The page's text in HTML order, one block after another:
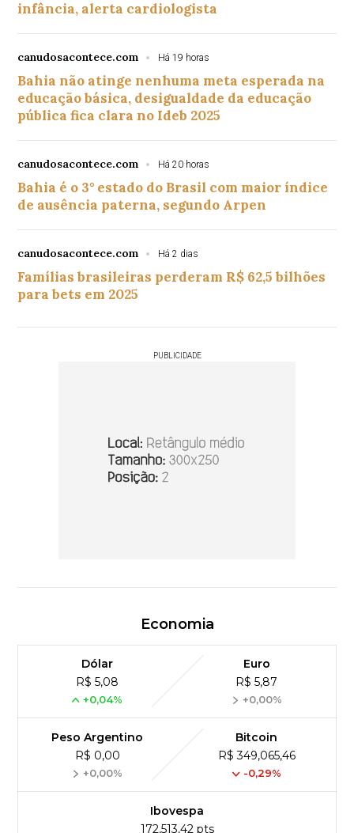
infância, alerta cardiologista
canudosacontece.com Há 19 horas
Bahia não atinge nenhuma meta esperada na
educação básica, desigualdade da educação
pública fica clara no Ideb 2025
canudosacontece.com Há 20 horas
Bahia é o 3° estado do Brasil com maior índice
de ausência paterna, segundo Arpen
canudosacontece.com Há 2 dias
Famílias brasileiras perderam R$ 62,5 bilhões
para bets em 2025
PUBLICIDADE
Economia
Dólar
R$ 5,08
+0,04%
Euro
R$ 5,87
+0,00%
Peso Argentino
R$ 0,00
+0,00%
Bitcoin
R$ 349,065,46
-0,29%
Ibovespa
172,513,42 pts